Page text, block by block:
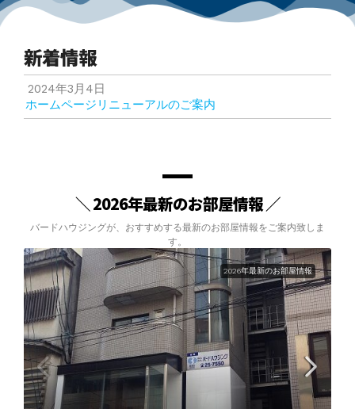
新着情報
2024年3月4日
ホームページリニューアルのご案内
＼ 2026年最新のお部屋情報 ／
バードハウジングが、おすすめする最新のお部屋情報をご案内致しま
す。
2026年最新のお部屋情報